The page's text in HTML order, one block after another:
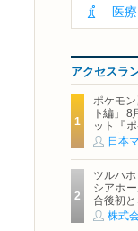
医
アクセスラ
ポケモ
ト編」 8
ット『
間限定登
日本
ツルハ
シアホ
合後初と
ッグスト